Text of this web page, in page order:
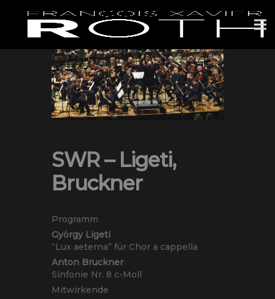
SWR – Ligeti,
Bruckner
Programm
György Ligeti
“Lux aeterna” für Chor a cappella
Anton Bruckner
Sinfonie Nr. 8 c-Moll
Mitwirkende